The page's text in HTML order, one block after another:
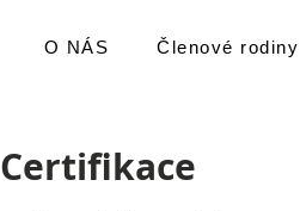
O NÁS Členové rodiny
Certifikace